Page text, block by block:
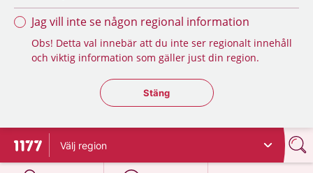
Jag vill inte se någon regional information
Obs! Detta val innebär att du inte ser regionalt innehåll
och viktig information som gäller just din region.
Stäng regionsväljaren
Stäng
Till startsidan för 1177
Välj region
på 1177.se
på 1177.se